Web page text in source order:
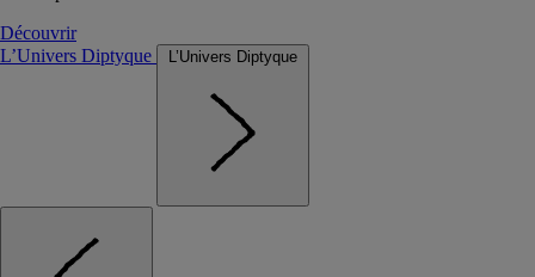
Découvrir
L’Univers Diptyque
L’Univers Diptyque